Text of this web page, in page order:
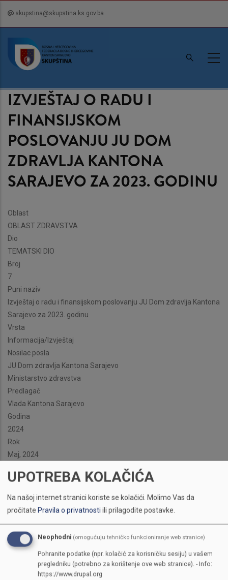
content
skupstina@skupstina.ks.gov.ba
IZVJEŠTAJ O RADU I
FINANSIJSKOM
POSLOVANJU JU DOM
ZDRAVLJA KANTONA
SARAJEVO ZA 2023. GODINU
Oblast
OBLAST ZDRAVSTVA
Dio
TEMATSKI DIO
Broj
7
Puni naziv
Izvještaj o radu i finansijskom poslovanju JU Dom zdravlja Kantona
Sarajevo za 2023. godinu
Vrsta
Informacija/Izvještaj
Nosilac posla
JU Dom zdravlja Kantona Sarajevo
Ministarstvo zdravstva
Predlagač
Vlada Kantona Sarajevo
Godina
2024
Rok
Maj, 2024
UPOTREBA KOLAČIĆA
Na našoj internet stranici koriste se kolačići. Molimo Vas da
pročitate Pravila o privatnostiili prilagodite postavke.
Neophodni (omogućuju tehničko funkcioniranje web stranice)
Pohranite podatke (npr. kolačić za korisničku sesiju) u vašem
pregledniku (potrebno za korištenje ove web stranice). - Info:
https://www.drupal.org